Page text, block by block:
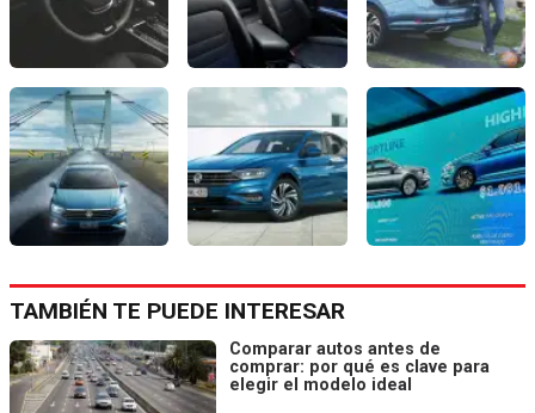
TAMBIÉN TE PUEDE INTERESAR
Comparar autos antes de
comprar: por qué es clave para
elegir el modelo ideal